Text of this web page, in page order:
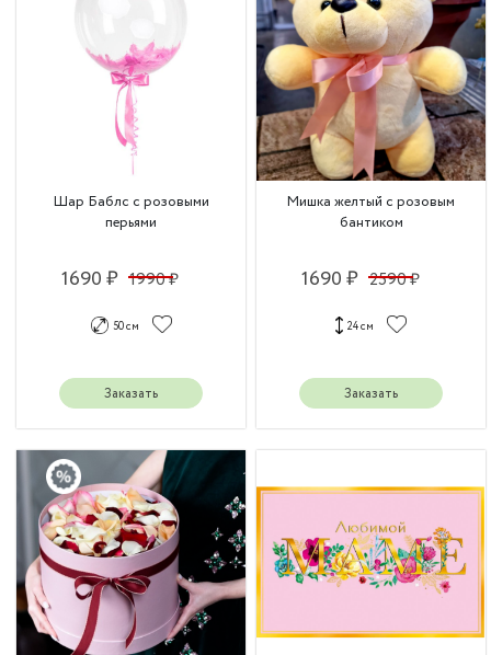
Шар Баблс с розовыми
перьями
1690 ₽ 1990 ₽
50 см
Заказать
Мишка желтый с розовым
бантиком
1690 ₽ 2590 ₽
24 см
Заказать